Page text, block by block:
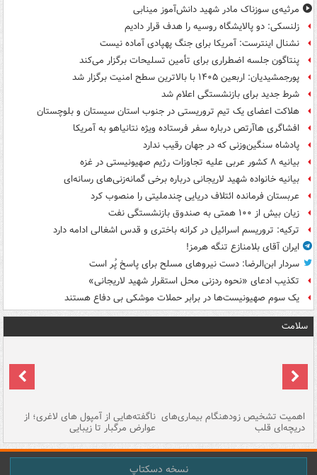
مرثیه‌ی سوزناک مادر شهید دانش‌آموز مینابی
زلنسکی: دو پالایشگاه روسیه را هدف قرار دادیم
نشنال اینترست: آمریکا برای جنگ پهپادی آماده نیست
پنتاگون جلسه اضطراری برای تأمین تسلیحات برگزار می‌کند
پورجمشیدیان: اربعین ۱۴۰۵ با بالاترین سطح امنیت برگزار شد
شرط جدید برای بازنشستگی اعلام شد
هلاکت اعضای یک تیم تروریستی در جنوب استان سیستان و بلوچستان
افشاگری هاآرتص درباره سفر فرستاده ویژه نتانیاهو به آمریکا
پادشاه سنگین‌وزنی که در جهان رقیب ندارد
بیانیه ۸ کشور عربی علیه تجاوزات رژیم صهیونیستی در غزه
بیانیه خانواده شهید لاریجانی درباره برخی گمانه‌زنی‌های رسانه‌ای
عربستان فرمانده ائتلاف دریایی چندملیتی را منصوب کرد
زیان بیش از ۱۰۰ همتی به صندوق‌ بازنشستگی نفت
ترکیه: تروریسم اسرائیل در کرانه باختری و قدس اشغالی ادامه دارد
ایران آقای بلامنازع تنگه هرمز!
سردار ابن‌الرضا: دست نیروهای مسلح برای پاسخ پُر است
تکذیب ادعای «نحوه ردزنی محل استقرار شهید لاریجانی»
یک‌ سوم صهیونیست‌ها در برابر حملات موشکی بی دفاع هستند
سلامت
اهمیت تشخیص زودهنگام بیماری‌های
دریچه‌ای قلب
ناگفته‌هایی از آمپول های لاغری؛ از
عوارض مرگبار تا زیبایی
نسخه دسکتاپ